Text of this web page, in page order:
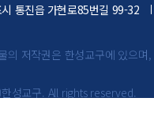
통진읍 가현로85번길 99-32
의 저작권은 한성교구에 있으며,
성교구. All rights reserved.